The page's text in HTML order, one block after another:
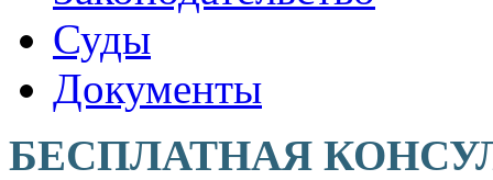
Суды
Документы
БЕСПЛАТНАЯ